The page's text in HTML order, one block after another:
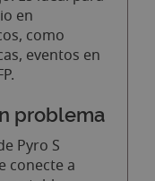
en
como
eventos en
problema
Pyro S
conecte a